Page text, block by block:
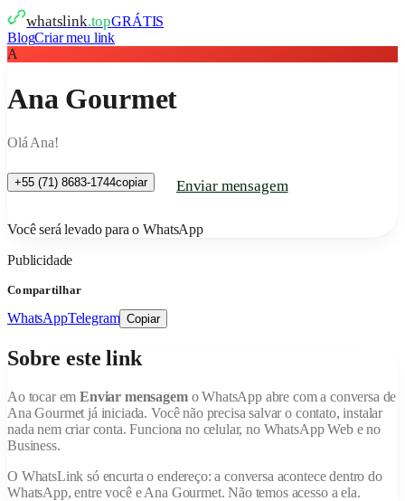
whatslink.topGRÁTIS
BlogCriar meu link
A
Ana Gourmet
Olá Ana!
+55 (71) 8683-1744copiar Enviar mensagem
Você será levado para o WhatsApp
Publicidade
Compartilhar
WhatsAppTelegram Copiar
Sobre este link
Ao tocar emEnviar mensagem o WhatsApp abre com a conversa de
Ana Gourmet já iniciada. Você não precisa salvar o contato, instalar
nada nem criar conta. Funciona no celular, no WhatsApp Web e no
Business.
O WhatsLink só encurta o endereço: a conversa acontece dentro do
WhatsApp, entre você eAna Gourmet. Não temos acesso a ela.